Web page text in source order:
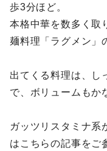
歩3分ほど。
本格中華を数多く取
麺料理「ラグメン」
出てくる料理は、し
で、ボリュームもか
ガッツリスタミナ系
はこちらの記事をご